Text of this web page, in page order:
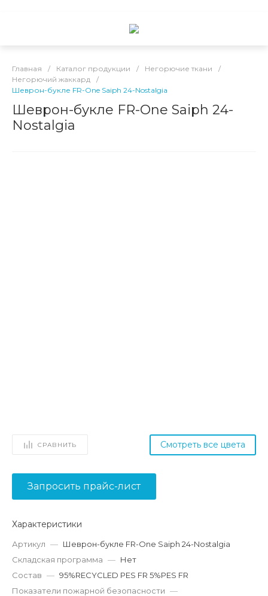
Главная / Каталог продукции / Негорючие ткани
/
Негорючий жаккард
/
Шеврон-букле FR-One Saiph 24-Nostalgia
Шеврон-букле FR-One Saiph 24-
Nostalgia
СРАВНИТЬ Смотреть все цвета
Запросить прайс-лист
Характеристики
Артикул — Шеврон-букле FR-One Saiph 24-Nostalgia
Складская программа — Нет
Состав — 95%RECYCLED PES FR 5%PES FR
Показатели пожарной безопасности —